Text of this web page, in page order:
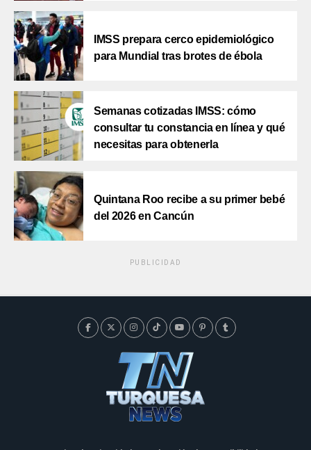
IMSS prepara cerco epidemiológico
para Mundial tras brotes de ébola
Semanas cotizadas IMSS: cómo
consultar tu constancia en línea y qué
necesitas para obtenerla
Quintana Roo recibe a su primer bebé
del 2026 en Cancún
PUBLICIDAD